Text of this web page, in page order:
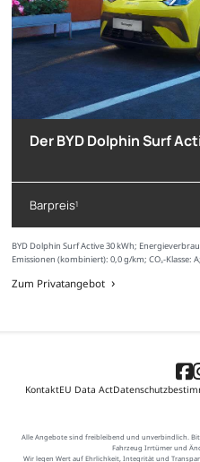
Der BYD Dolphin Surf
Barpreis1
BYD Dolphin Surf Active 30 kWh;
Emissionen (kombiniert): 0,0 g/km; CO₂-Klasse:
Zum Privatangebot
KontaktEU Data Act
Alle Angebote sind freibleibend und unverbindlich.
Fahrzeug Irrtümer und
Wir legen Wert auf Ehrlichkeit, Integrität und